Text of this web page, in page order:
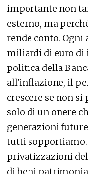
importante non
esterno, ma
rende conto. Ogni
miliardi di euro di
politica della
all'inflazione, il
crescere se non si
solo di un onere
generazioni
tutti sopportiamo.
privatizzazioni
di beni